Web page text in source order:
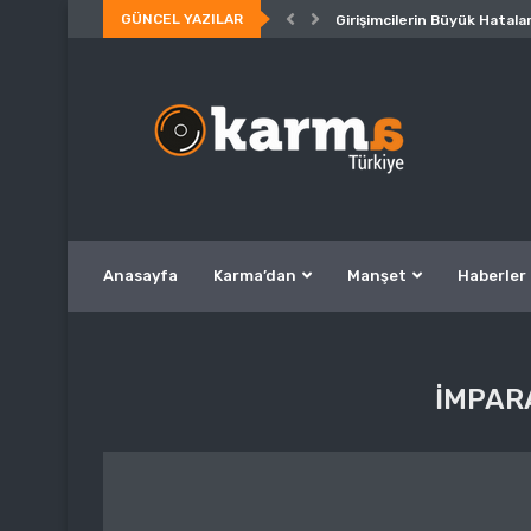
GÜNCEL YAZILAR Girişimcilerin Büyük
Anasayfa Karma’dan Manşet Haberler